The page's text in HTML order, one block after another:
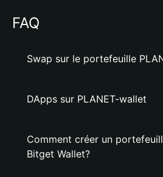
FAQ
Swap sur le portefeuille
DApps sur PLANET-wallet
Comment créer un
Bitget Wallet?